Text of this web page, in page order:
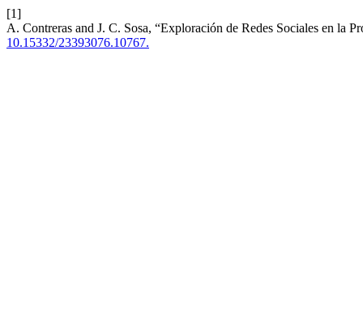
[1]
A. Contreras and J. C. Sosa, “Exploración de Redes Sociales en la
10.15332/23393076.10767.